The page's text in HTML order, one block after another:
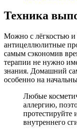
Техника
Можно с лёгкостью
антицеллюлитные
самым сэкономив
терапии не нужно
знания. Домашний
особенно на
Любые
аллергию,
протестируйте
внутреннего